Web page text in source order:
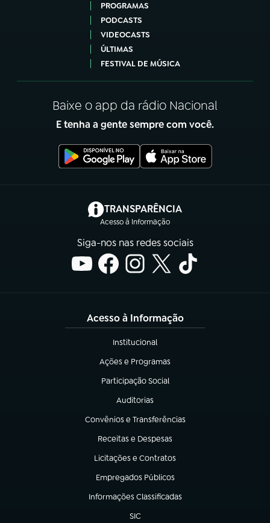
PROGRAMAS
PODCASTS
VIDEOCASTS
ÚLTIMAS
FESTIVAL DE MÚSICA
Baixe o app da rádio Nacional
E tenha a gente sempre com você.
TRANSPARÊNCIA
Acesso à Informação
(abre em nova aba)
Siga-nos nas redes sociais
Acesso à Informação
Institucional
(abre em nova aba)
Ações e Programas
(abre em nova aba)
Participação Social
(abre em nova aba)
Auditorias
(abre em nova aba)
Convênios e Transferências
(abre em nova aba)
Receitas e Despesas
(abre em nova aba)
Licitações e Contratos
(abre em nova aba)
Empregados Públicos
(abre em nova aba)
Informações Classificadas
(abre em nova aba)
SIC
(abre em nova aba)